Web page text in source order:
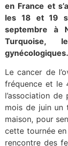
en France et
les 18 et 19
septembre à
Turquoise,
gynécologiques.
Le cancer de
fréquence et le
l’association
mois de juin un
maison, pour
cette tournée
rencontre des